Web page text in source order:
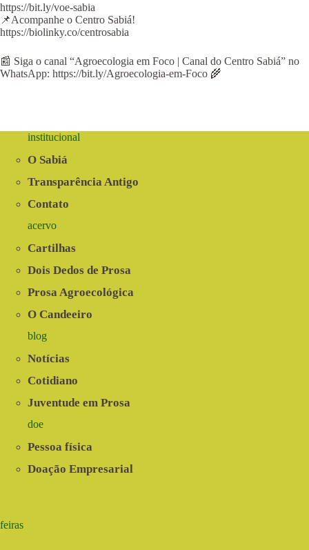
⁠⁠⁠https://bit.ly/voe-sabia
📌Acompanhe o Centro Sabiá!
https://biolinky.co/centrosabia⁠⁠⁠⁠⁠⁠
📰 Siga o canal “Agroecologia em Foco | Canal do Centro Sabiá” no
WhatsApp: https://bit.ly/Agroecologia-em-Foco 🌾
institucional
O Sabiá
Transparência Antigo
Contato
acervo
Cartilhas
Dois Dedos de Prosa
Prosa Agroecológica
O Candeeiro
blog
Notícias
Cotidiano
Juventude em Prosa
doe
Pessoa física
Doação Empresarial
feiras